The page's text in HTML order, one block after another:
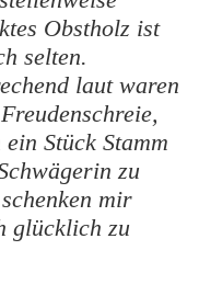
Obstholz ist
selten.
laut waren
Stück Stamm
zu
mir
glücklich zu